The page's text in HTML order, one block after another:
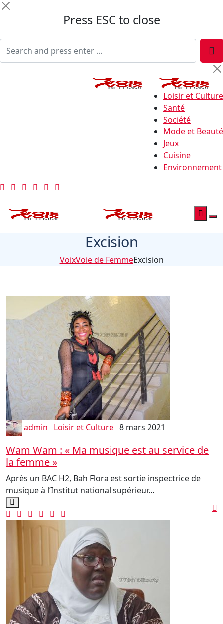
Press ESC to close
Loisir et Culture
Santé
Société
Mode et Beauté
Jeux
Cuisine
Environnement
Excision
VoixVoie de FemmeExcision
admin Loisir et Culture 8 mars 2021
Wam Wam : « Ma musique est au service de
la femme »
Après un BAC H2, Bah Flora est sortie inspectrice de
musique à l’Institut national supérieur…